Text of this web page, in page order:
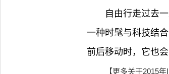
自由行走过去
一种时髦与科技结
前后移动时，它也
【更多关于2015